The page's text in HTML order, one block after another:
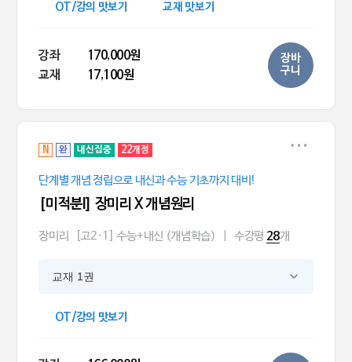
OT/강의 맛보기 교재 맛보기
강좌
170,000원
교재
17,100원
장바
구니
N 완 내신집중 22개정
단계별 개념 정립으로 내신과 수능 기초까지 대비!
[미적분l] 장미리 X 개념원리
장미리 [고2·1] 수능+내신 (개념학습) 수강평 28개
교재 1권
OT/강의 맛보기